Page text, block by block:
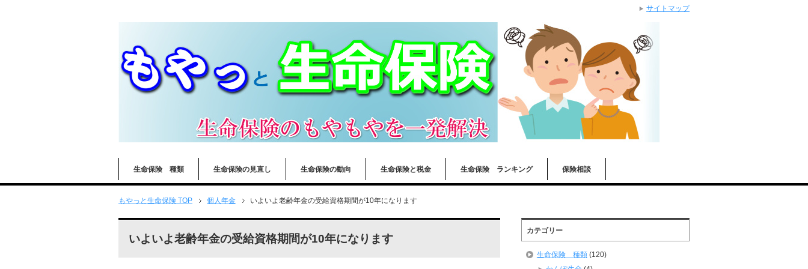
生命保険 種類 生命保険の見直し 生命保険の動向 生命保険と税金 生命保険 ランキング 保険相談
もやっと生命保険 TOP 個人年金 いよいよ老齢年金の受給資格期間が10年になります
いよいよ老齢年金の受給資格期間が10年になります
カテゴリー
生命保険 種類(120)
サイトマップ